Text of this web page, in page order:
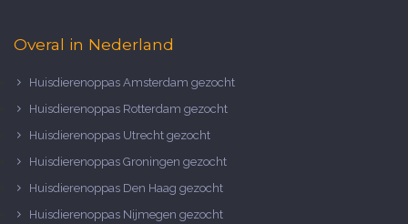
Overal in Nederland
Huisdierenoppas Amsterdam gezocht
Huisdierenoppas Rotterdam gezocht
Huisdierenoppas Utrecht gezocht
Huisdierenoppas Groningen gezocht
Huisdierenoppas Den Haag gezocht
Huisdierenoppas Nijmegen gezocht